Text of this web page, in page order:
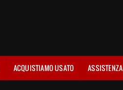
ACQUISTIAMO USATO ASSISTENZA